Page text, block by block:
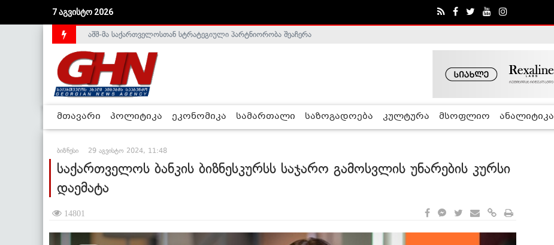
7 აგვისტო 2026
საქართველოს დე-ფაქტო მთავრობა არალეგიტიმურია - ჰელსინკის კომისია
აშშ-მა საქართველოსთან სტრატეგიული პარტნიორობა შეაჩერა
მთავარი პოლიტიკა ეკონომიკა სამართალი საზოგადოება კულტურა მსოფლიო ანალიტიკა
ბიზნესი 29 აგვისტო 2024, 11:48
საქართველოს ბანკის ბიზნესკურსს საჯარო გამოსვლის უნარების კურსი
დაემატა
14801